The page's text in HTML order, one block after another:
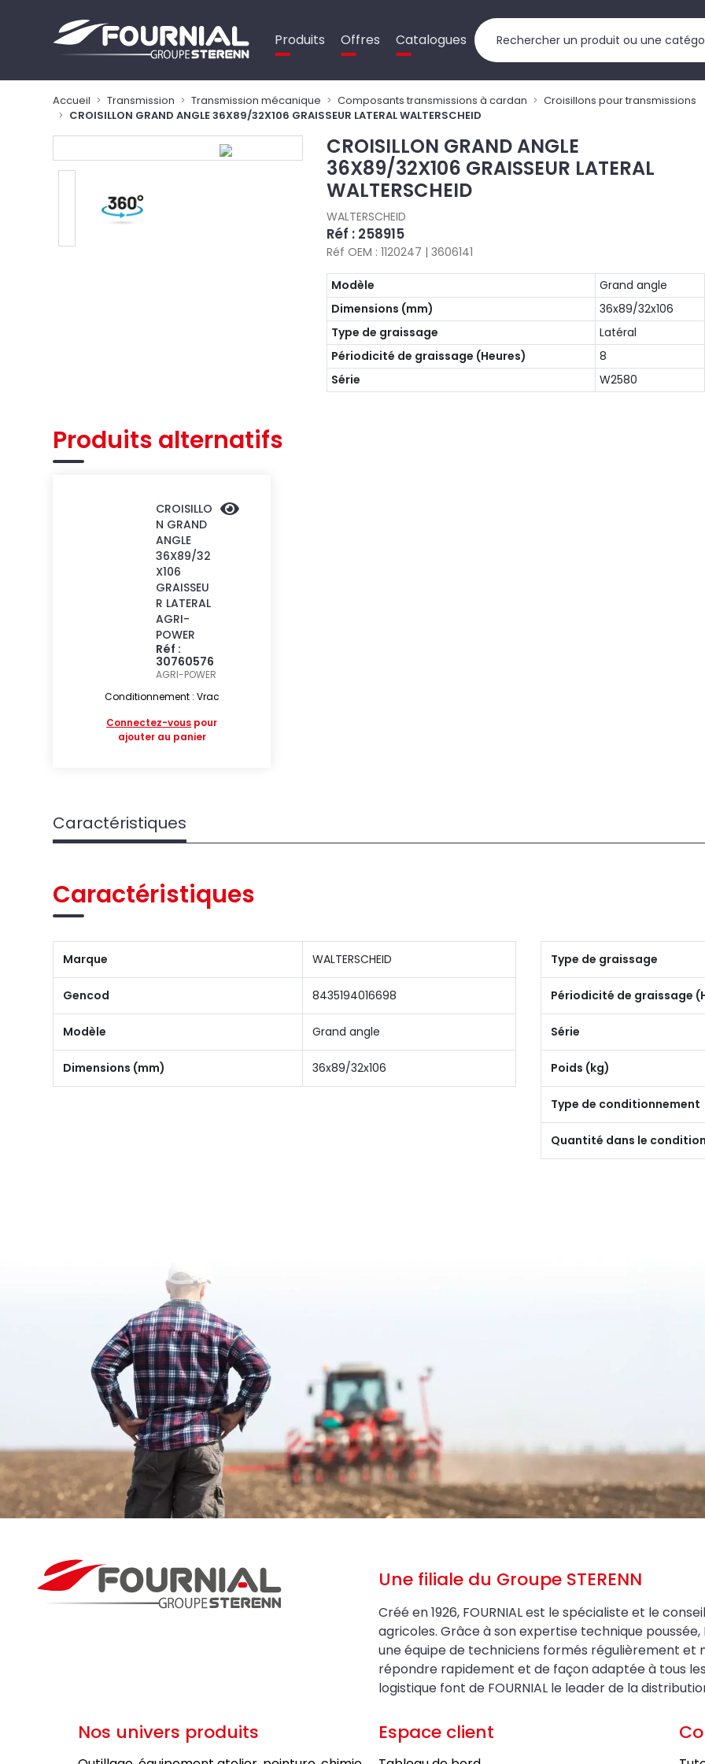
Produits Offres Catalogues
Accueil Transmission Transmission mécanique Composants transmissions à cardan
Croisillons pour transmissions
CROISILLON GRAND ANGLE 36X89/32X106 GRAISSEUR LATERAL WALTERSCHEID
CROISILLON GRAND ANGLE
36X89/32X106 GRAISSEUR LATERAL
WALTERSCHEID
WALTERSCHEID
Réf : 258915
Réf OEM : 1120247 | 3606141
Modèle
Grand angle
Dimensions (mm)
36x89/32x106
Type de graissage
Latéral
Périodicité de graissage (Heures)
8
Série
W2580
Produits alternatifs
CROISILLO
N GRAND
ANGLE
36X89/32
X106
GRAISSEU
R LATERAL
AGRI-
POWER
Réf :
30760576
AGRI-POWER
Conditionnement : Vrac
Connectez-vous pour
ajouter au panier
Caractéristiques
Caractéristiques
Marque WALTERSCHEID
Gencod 8435194016698
Modèle Grand angle
Dimensions (mm) 36x89/32x106
Type de graissage
Périodicité de graissage
Série
Poids (kg)
Type de conditionnement
Quantité dans le
Une filiale du Groupe STERENN
Créé en 1926, FOURNIAL est le spécialiste et le
agricoles. Grâce à son expertise technique poussée,
une équipe de techniciens formés régulièrement
répondre rapidement et de façon adaptée à tous
logistique font de FOURNIAL le leader de la
Nos univers produits Espace client